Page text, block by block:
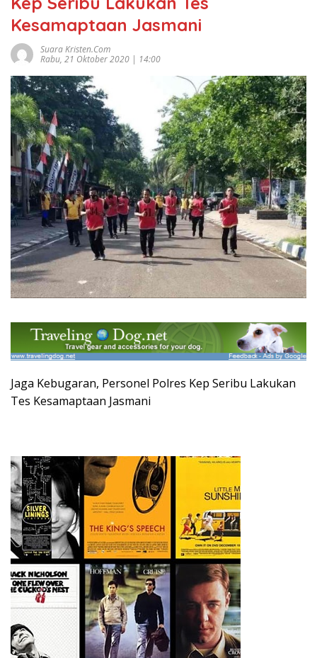
Kesamaptaan Jasmani
Suara Kristen.com
Rabu, 21 Oktober 2020 | 14:00
Jaga Kebugaran, Personel Polres Kep Seribu Lakukan
Tes Kesamaptaan Jasmani